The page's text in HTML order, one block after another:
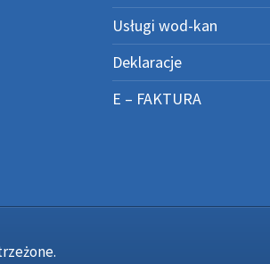
Usługi wod-kan
Deklaracje
E – FAKTURA